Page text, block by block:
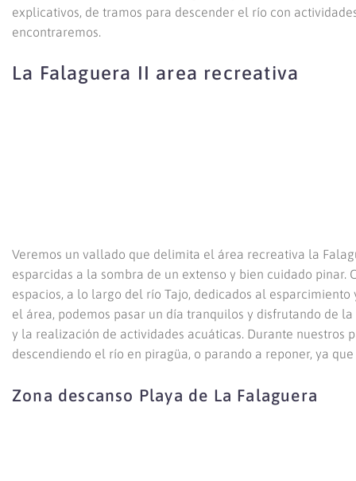
explicativos, de tramos para descender el río con
encontraremos.
La Falaguera II area recreativa
Veremos un vallado que delimita el área recreativa la
esparcidas a la sombra de un extenso y bien cuidado
espacios, a lo largo del río Tajo, dedicados al
el área, podemos pasar un día tranquilos y disfrutando de
y la realización de actividades acuáticas. Durante nuestros
descendiendo el río en piragüa, o parando a reponer, ya
Zona descanso Playa de La Falaguera